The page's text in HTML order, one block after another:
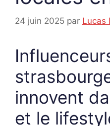
24 juin 2025 par Lucas
innovent
et le